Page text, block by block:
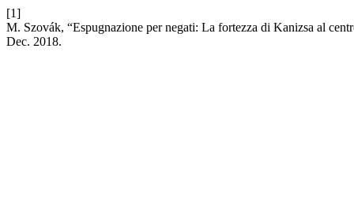
[1]
M. Szovák, “Espugnazione per negati: La fortezza di Kanizsa al
Dec. 2018.